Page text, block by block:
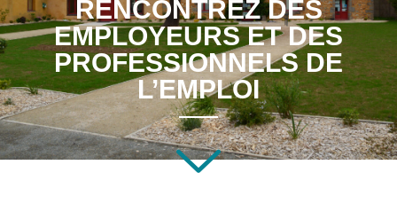
RENCONTREZ DES
EMPLOYEURS ET DES
PROFESSIONNELS DE
L’EMPLOI